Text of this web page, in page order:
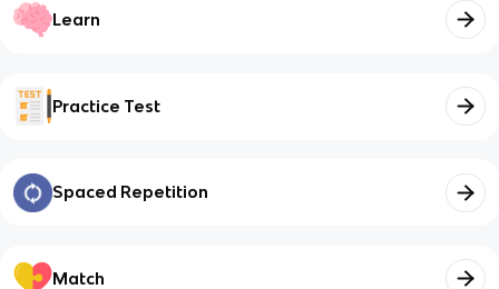
Learn
Practice Test
Spaced Repetition
Match